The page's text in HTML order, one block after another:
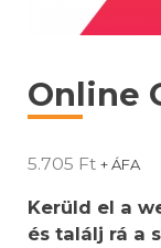
Online
5.705 Ft + ÁFA
Kerüld el a
és találj rá a